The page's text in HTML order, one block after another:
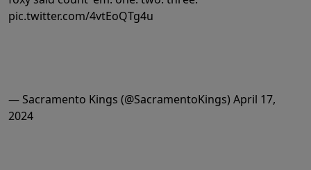
pic.twitter.com/4vtEoQTg4u
— Sacramento Kings (@SacramentoKings) April 17,
2024